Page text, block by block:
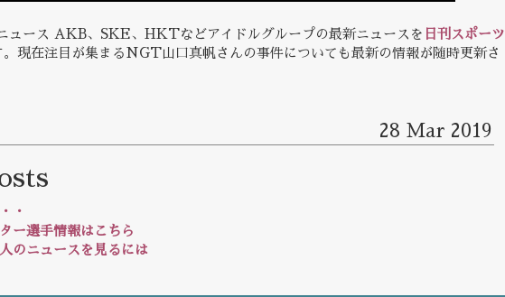
ュース AKB、SKE、HKTなどアイドルグループの最新ニュースを 日刊スポーツ
現在注目が集まるNGT山口真帆さんの事件についても最新の情報が随時更新さ
28 Mar 2019
・
ー選手情報はこちら
のニュースを見るには